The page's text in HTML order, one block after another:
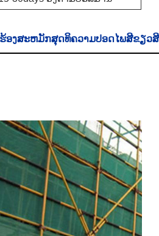
ອງສະຫມັກສຸດທິຄວາມປອດໄພສີຂຽວ